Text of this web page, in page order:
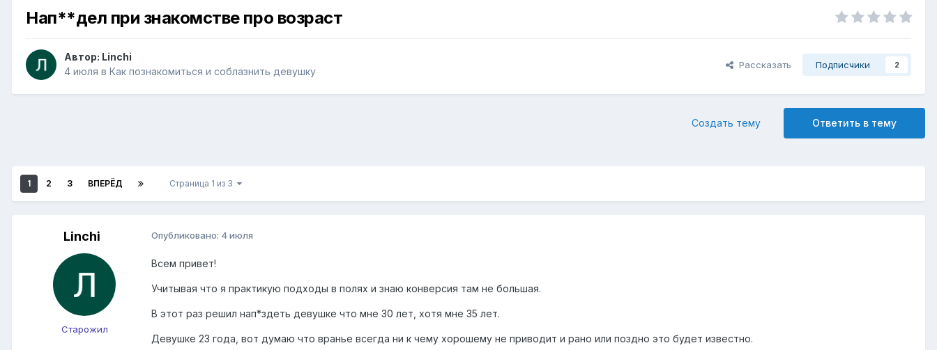
Нап**дел при знакомстве про возраст
Автор: Linchi
4 июля в Как познакомиться и соблазнить девушку
Рассказать Подписчики 2
Ответить в тему
Создать тему
1 2 3 ВПЕРЁД Страница 1 из 3
Linchi
Старожил
Опубликовано: 4 июля
Всем привет!
Учитывая что я практикую подходы в полях и знаю конверсия там не большая.
В этот раз решил нап*здеть девушке что мне 30 лет, хотя мне 35 лет.
Девушке 23 года, вот думаю что вранье всегда ни к чему хорошему не приводит и рано или поздно это будет известно.